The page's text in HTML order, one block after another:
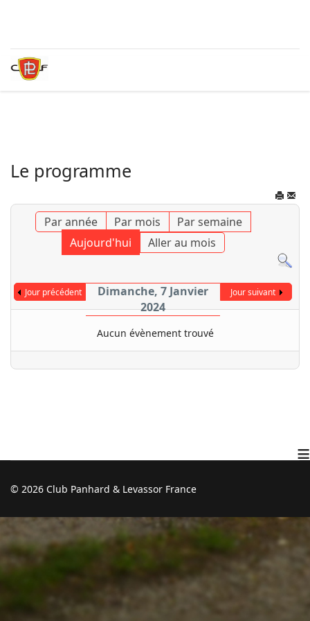
Le programme
Par année Par mois
Par semaine
Aujourd'hui
Aller au mois
Jour précédent
Dimanche, 7 Janvier
2024
Jour suivant
Aucun évènement trouvé
≡
© 2026 Club Panhard & Levassor France